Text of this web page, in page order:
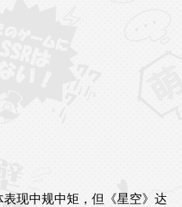
现中规中矩，但《星空》达